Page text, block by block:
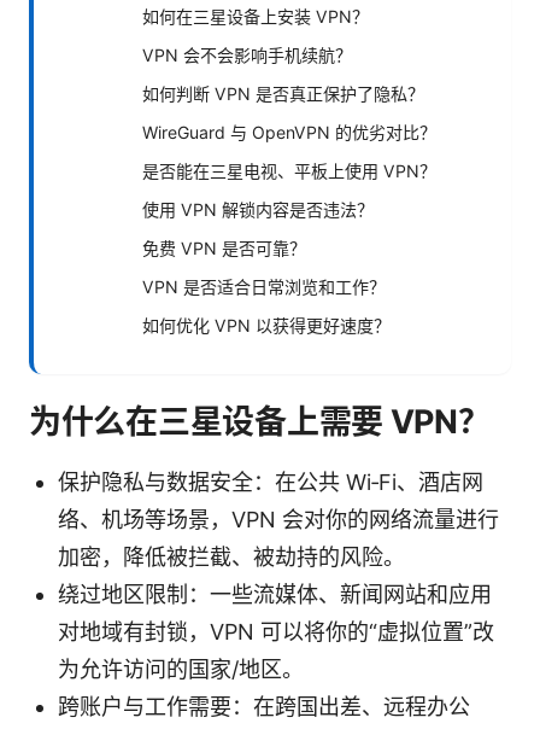
如何在三星设备上安装 VPN？
VPN 会不会影响手机续航？
如何判断 VPN 是否真正保护了隐私？
WireGuard 与 OpenVPN 的优劣对比？
是否能在三星电视、平板上使用 VPN？
使用 VPN 解锁内容是否违法？
免费 VPN 是否可靠？
VPN 是否适合日常浏览和工作？
如何优化 VPN 以获得更好速度？
为什么在三星设备上需要 VPN？
保护隐私与数据安全：在公共 Wi‑Fi、酒店网
络、机场等场景，VPN 会对你的网络流量进行
加密，降低被拦截、被劫持的风险。
绕过地区限制：一些流媒体、新闻网站和应用
对地域有封锁，VPN 可以将你的“虚拟位置”改
为允许访问的国家/地区。
跨账户与工作需要：在跨国出差、远程办公